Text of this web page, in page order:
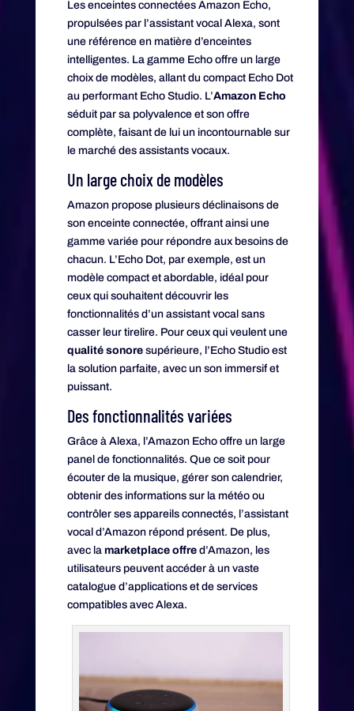
Les enceintes connectées Amazon Echo,
propulsées par l’assistant vocal Alexa, sont
une référence en matière d’enceintes
intelligentes. La gamme Echo offre un large
choix de modèles, allant du compact Echo Dot
au performant Echo Studio. L’Amazon Echo
séduit par sa polyvalence et son offre
complète, faisant de lui un incontournable sur
le marché des assistants vocaux.
Un large choix de modèles
Amazon propose plusieurs déclinaisons de
son enceinte connectée, offrant ainsi une
gamme variée pour répondre aux besoins de
chacun. L’Echo Dot, par exemple, est un
modèle compact et abordable, idéal pour
ceux qui souhaitent découvrir les
fonctionnalités d’un assistant vocal sans
casser leur tirelire. Pour ceux qui veulent une
qualité sonoresupérieure, l’Echo Studio est
la solution parfaite, avec un son immersif et
puissant.
Des fonctionnalités variées
Grâce à Alexa, l’Amazon Echo offre un large
panel de fonctionnalités. Que ce soit pour
écouter de la musique, gérer son calendrier,
obtenir des informations sur la météo ou
contrôler ses appareils connectés, l’assistant
vocal d’Amazon répond présent. De plus,
avec la marketplace offred’Amazon, les
utilisateurs peuvent accéder à un vaste
catalogue d’applications et de services
compatibles avec Alexa.